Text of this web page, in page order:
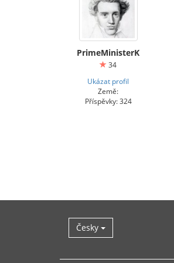
PrimeMinisterK
34
Ukázat profil
Země:
Příspěvky: 324
Česky